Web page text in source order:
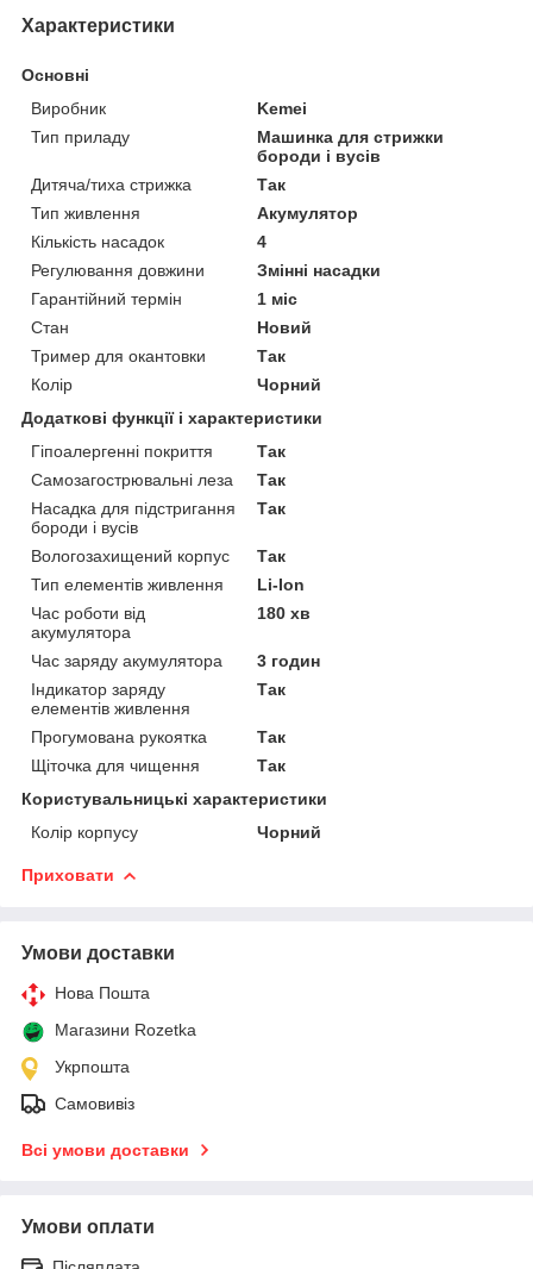
Характеристики
Основні
Виробник
Kemei
Тип приладу
Машинка для стрижки
бороди і вусів
Дитяча/тиха стрижка
Так
Тип живлення
Акумулятор
Кількість насадок
4
Регулювання довжини
Змінні насадки
Гарантійний термін
1 міс
Стан
Новий
Тример для окантовки
Так
Колір
Чорний
Додаткові функції і характеристики
Гіпоалергенні покриття
Так
Самозагострювальні леза
Так
Насадка для підстригання
бороди і вусів
Так
Вологозахищений корпус
Так
Тип елементів живлення
Li-Ion
Час роботи від
акумулятора
180 хв
Час заряду акумулятора
3 годин
Індикатор заряду
елементів живлення
Так
Прогумована рукоятка
Так
Щіточка для чищення
Так
Користувальницькі характеристики
Колір корпусу
Чорний
Приховати
Умови доставки
Нова Пошта
Магазини Rozetka
Укрпошта
Самовивіз
Всі умови доставки
Умови оплати